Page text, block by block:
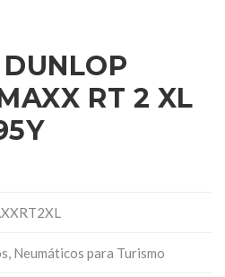
RT 2 XL
, Neumáticos para Turismo